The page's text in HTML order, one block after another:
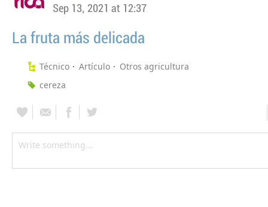
Sep 13, 2021 at 12:37
La fruta más delicada
Técnico Artículo
Otros agricultura
cereza